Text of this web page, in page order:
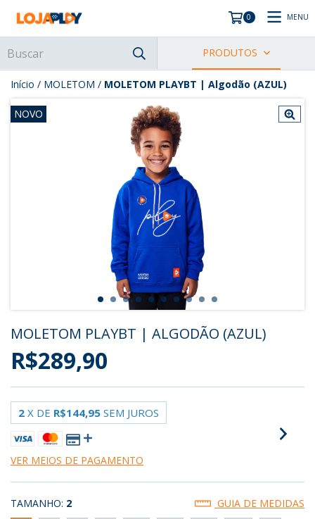
0 MENU
PRODUTOS
Início / MOLETOM / MOLETOM PLAYBT | Algodão (AZUL)
NOVO
MOLETOM PLAYBT | ALGODÃO (AZUL)
R$289,90
2 X DE R$144,95 SEM JUROS
VER MEIOS DE PAGAMENTO
TAMANHO: 2
GUIA DE MEDIDAS